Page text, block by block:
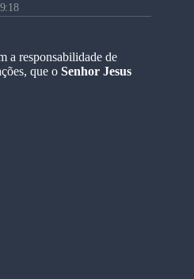
a responsabilidade de
que o Senhor Jesus